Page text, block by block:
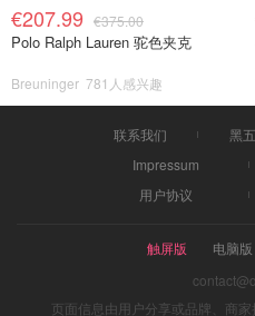
€207.99 €375.00
Polo Ralph Lauren 驼色夹克
Breuninger 781人感兴趣
联系我们 黑五
Impressum
用户协议
触屏版 电脑版
页面信息由用户分享或品牌、商